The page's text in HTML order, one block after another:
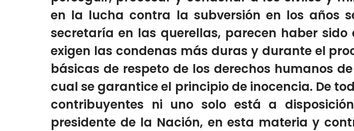
en la lucha contra la subversión en los años
secretaría en las querellas, parecen haber
exigen las condenas más duras y durante el
básicas de respeto de los derechos humanos
cual se garantice el principio de inocencia. De
contribuyentes ni uno solo está a
presidente de la Nación, en esta materia y